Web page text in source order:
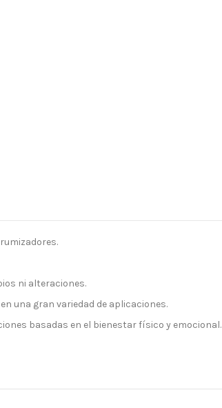
ni alteraciones.
una gran variedad de aplicaciones.
basadas en el bienestar físico y emocional.